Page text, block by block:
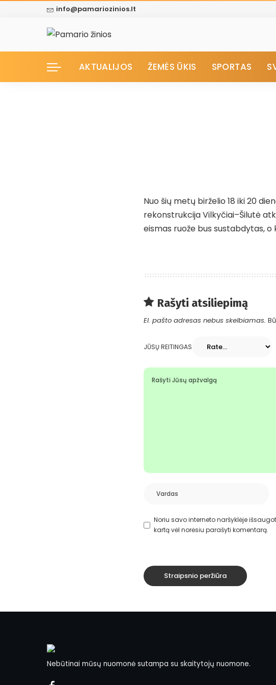
info@pamariozinios.lt
AKTUALIJOS ŽEMĖS ŪKIS SPORTAS
Nuo šių metų birželio 18 iki 20
rekonstrukcija Vilkyčiai–Šilutė
eismas ruože bus sustabdytas,
Rašyti atsiliepimą
El. pašto adresas nebus skelbiamas.
JŪSŲ REITINGAS
Noriu savo interneto naršyklėje
kartą vėl norėsiu parašyti komentarą.
Nebūtinai mūsų nuomonė sutampa su skaitytojų nuomone.